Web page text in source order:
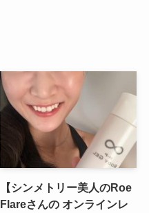
【シンメトリー美人のRoe
Flareさんの オンラインレ